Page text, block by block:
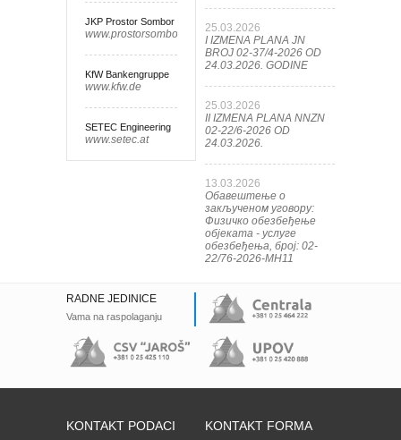
JKP Prostor Sombor
www.prostorsombor.rs
KfW Bankengruppe
www.kfw.de
SETEC Engineering
www.setec.at
25.03.2026
I IZMENA PLANA JN
BROJ 02-37/4-2026 OD
24.03.2026. GODINE
25.03.2026
II IZMENA PLANA NNZN
02-22/6-2026 OD
24.03.2026.
13.03.2026
Обавештење о
закљученом уговору:
Физичко обезбеђење
објеката - услуге
обезбеђења, број: 02-
22/76-2026-МН11
RADNE JEDINICE
Vama na raspolaganju
KONTAKT PODACI KONTAKT FORMA